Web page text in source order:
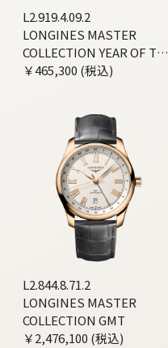
L2.919.4.09.2
LONGINES MASTER
COLLECTION YEAR OF THE
HORSE EDITION
￥465,300 (税込)
L2.844.8.71.2
LONGINES MASTER
COLLECTION GMT
￥2,476,100 (税込)